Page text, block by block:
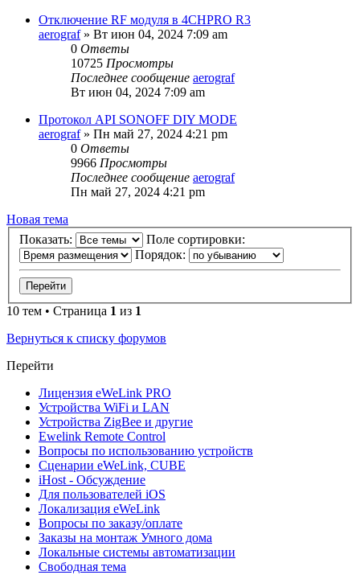
Отключение RF модуля в 4CHPRO R3
aerograf» Вт июн 04, 2024 7:09 am
0 Ответы
10725 Просмотры
Последнее сообщение aerograf
Вт июн 04, 2024 7:09 am
Протокол API SONOFF DIY MODE
aerograf» Пн май 27, 2024 4:21 pm
0 Ответы
9966 Просмотры
Последнее сообщение aerograf
Пн май 27, 2024 4:21 pm
Новая тема
Показать:
Поле сортировки:
Порядок:
10 тем • Страница 1 из 1
Вернуться к списку форумов
Перейти
Лицензия eWeLink PRO
Устройства WiFi и LAN
Устройства ZigBee и другие
Ewelink Remote Control
Вопросы по использованию устройств
Сценарии eWeLink, CUBE
iHost - Обсуждение
Для пользователей iOS
Локализация eWeLink
Вопросы по заказу/оплате
Заказы на монтаж Умного дома
Локальные системы автоматизации
Свободная тема